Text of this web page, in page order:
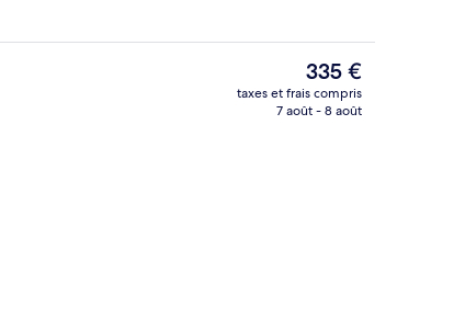
Le
prix
actuel
335 €
taxes et frais compris
7 août - 8 août